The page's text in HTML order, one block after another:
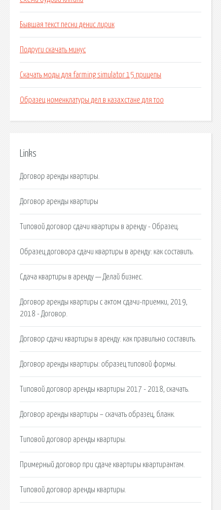
Бывшая текст песни денис лирик
Подруги скачать минус
Скачать моды для farming simulator 15 прицепы
Образец номенклатуры дел в казахстане для тоо
Links
Договор аренды квартиры.
Договор аренды квартиры
Типовой договор сдачи квартиры в аренду - Образец.
Образец договора сдачи квартиры в аренду: как составить.
Сдача квартиры в аренду — Делай бизнес.
Договор аренды квартиры с актом сдачи-приемки, 2019,
2018 - Договор.
Договор сдачи квартиры в аренду: как правильно составить.
Договор аренды квартиры: образец типовой формы.
Типовой договор аренды квартиры 2017 - 2018, скачать.
Договор аренды квартиры – скачать образец, бланк.
Типовой договор аренды квартиры.
Примерный договор при сдаче квартиры квартирантам.
Типовой договор аренды квартиры.